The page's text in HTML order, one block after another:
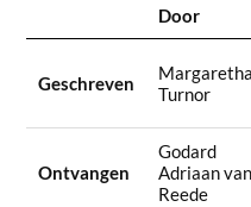
Door
Geschreven
Margaretha
Turnor
Ontvangen
Godard
Adriaan van
Reede